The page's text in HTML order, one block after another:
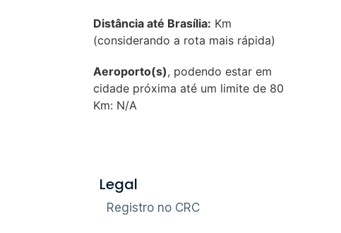
Distância até Brasília: Km
(considerando a rota mais rápida)
Aeroporto(s), podendo estar em
cidade próxima até um limite de 80
Km: N/A
Legal
Registro no CRC